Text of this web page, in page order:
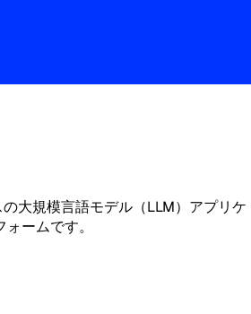
大規模言語モデル（LLM）アプリケ
ームです。